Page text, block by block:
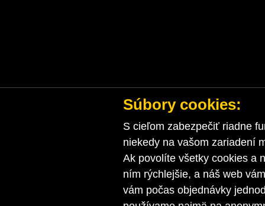
Súbory cookies:
S cieľom zabezpečiť riadne
niekedy na vašom zariadení
Ak povolíte všetky cookies a
ním rýchlejšie, a náš web
vám počas objednávky